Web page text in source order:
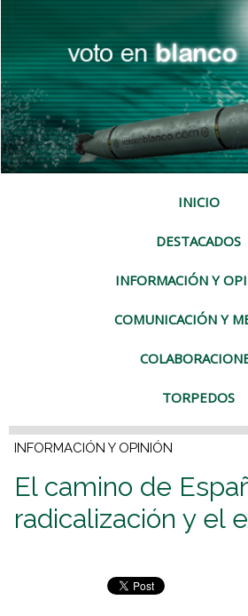
INICIO
DESTACADOS
INFORMACIÓN Y
COMUNICACIÓN Y
TORPEDOS
INFORMACIÓN Y OPINIÓN
El camino de
radicalización y el